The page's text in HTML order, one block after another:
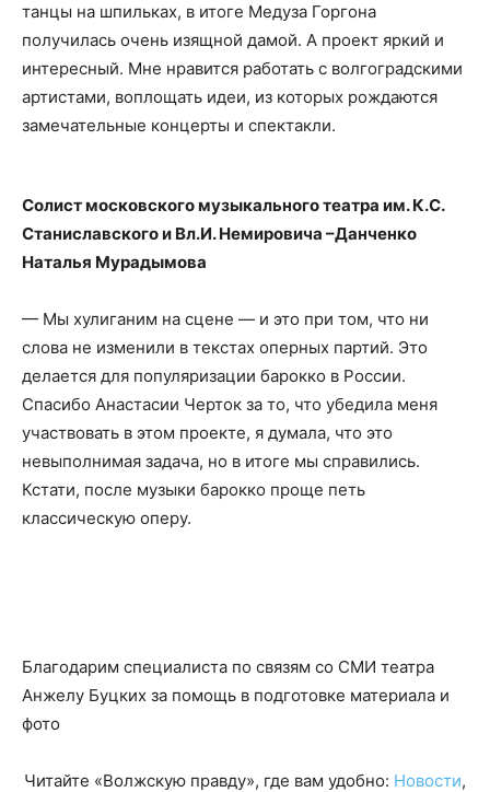
танцы на шпильках, в итоге Медуза Горгона
получилась очень изящной дамой. А проект яркий и
интересный. Мне нравится работать с волгоградскими
артистами, воплощать идеи, из которых рождаются
замечательные концерты и спектакли.
Солист московского музыкального театра им. К.С.
Станиславского и Вл.И. Немировича –Данченко
Наталья Мурадымова
— Мы хулиганим на сцене — и это при том, что ни
слова не изменили в текстах оперных партий. Это
делается для популяризации барокко в России.
Спасибо Анастасии Черток за то, что убедила меня
участвовать в этом проекте, я думала, что это
невыполнимая задача, но в итоге мы справились.
Кстати, после музыки барокко проще петь
классическую оперу.
Благодарим специалиста по связям со СМИ театра
Анжелу Буцких за помощь в подготовке материала и
фото
Читайте «Волжскую правду», где вам удобно: Новости,